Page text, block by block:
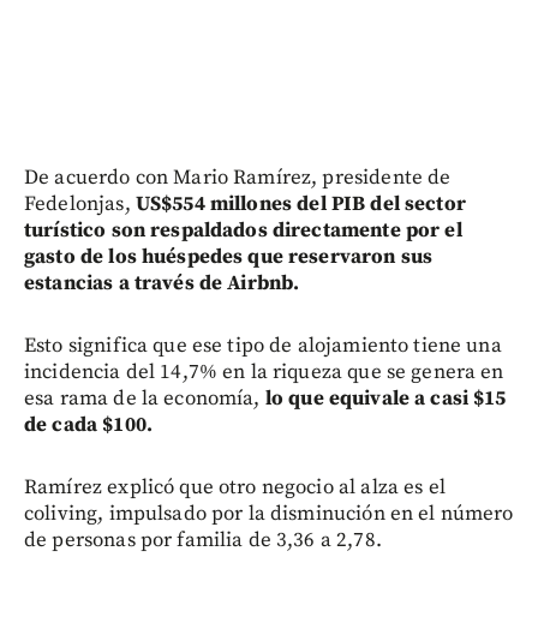
De acuerdo con Mario Ramírez, presidente de
Fedelonjas, US$554 millones del PIB del sector
turístico son respaldados directamente por el
gasto de los huéspedes que reservaron sus
estancias a través de Airbnb.
Esto significa que ese tipo de alojamiento tiene una
incidencia del 14,7% en la riqueza que se genera en
esa rama de la economía, lo que equivale a casi $15
de cada $100.
Ramírez explicó que otro negocio al alza es el
coliving, impulsado por la disminución en el número
de personas por familia de 3,36 a 2,78.